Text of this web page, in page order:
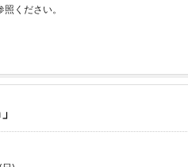
ください。